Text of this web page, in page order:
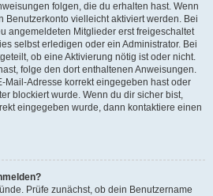
folgen, die du erhalten hast. Wenn
Benutzerkonto vielleicht aktiviert werden. Bei
angemeldeten Mitglieder erst freigeschaltet
selbst erledigen oder ein Administrator. Bei
ob eine Aktivierung nötig ist oder nicht.
folge den dort enthaltenen Anweisungen.
Mail-Adresse korrekt eingegeben hast oder
blockiert wurde. Wenn du dir sicher bist,
eingegeben wurde, dann kontaktiere einen
Prüfe zunächst, ob dein Benutzername